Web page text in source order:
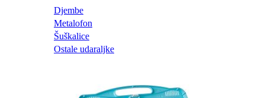
Djembe
Metalofon
Šuškalice
Ostale udaraljke